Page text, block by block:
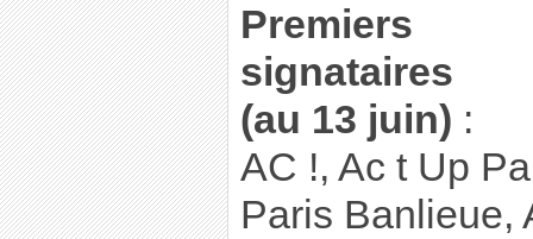
Premiers
signataires
(au 13 juin) :
AC !, Ac t Up
Paris Banlieue,